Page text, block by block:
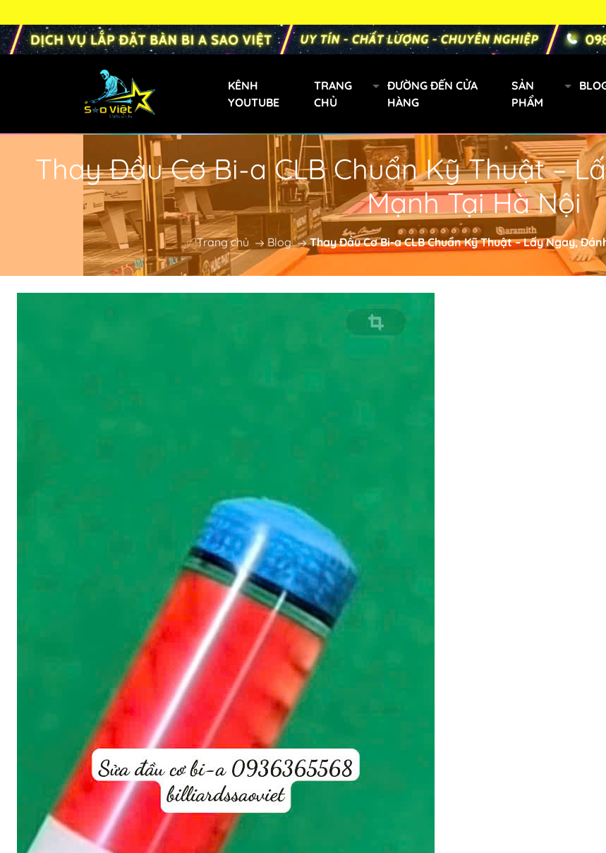
KÊNH
YOUTUBE
TRANG
CHỦ
ĐƯỜNG ĐẾN CỬA
HÀNG
SẢN
PHẨM
Bàn Bi-a Phăng
Bàn Bida Phăng Mini
Bàn Bi-a Gia Đình
Bàn Bi-a Mini
Bàn Bi-a Trẻ Em
Gậy bi a xách tay
Cơ Bida Predator
Gậy Fury
Găng tay Bida
Băng Cao Su
Bóng Bi A
Nơ Bi A
Thay Đầu Cơ Bi-a CLB Chuẩn Kỹ Thuật –
Mạnh Tại Hà Nội
Trang chủ Blog Thay Đầu Cơ Bi-a CLB Chuẩn Kỹ Thuật – Lấy Ngay,